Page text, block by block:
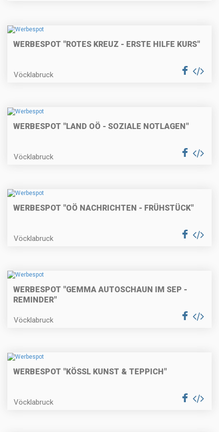
WERBESPOT "ROTES KREUZ - ERSTE HILFE KURS"
Vöcklabruck
WERBESPOT "LAND OÖ - SOZIALE NOTLAGEN"
Vöcklabruck
WERBESPOT "OÖ NACHRICHTEN - FRÜHSTÜCK"
Vöcklabruck
WERBESPOT "GEMMA AUTOSCHAUN IM SEP -
REMINDER"
Vöcklabruck
WERBESPOT "KÖSSL KUNST & TEPPICH"
Vöcklabruck